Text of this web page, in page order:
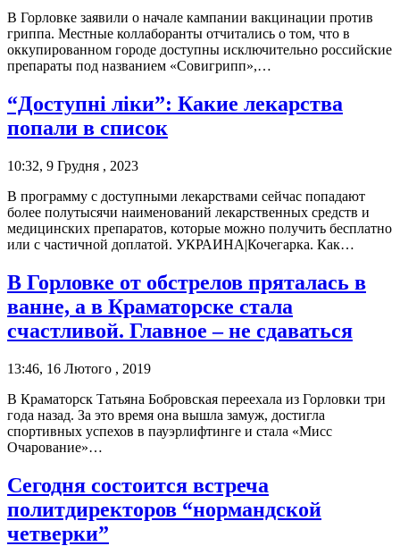
В Горловке заявили о начале кампании вакцинации против
гриппа. Местные коллаборанты отчитались о том, что в
оккупированном городе доступны исключительно российские
препараты под названием «Совигрипп»,…
“Доступні ліки”: Какие лекарства
попали в список
10:32, 9 Грудня , 2023
В программу с доступными лекарствами сейчас попадают
более полутысячи наименований лекарственных средств и
медицинских препаратов, которые можно получить бесплатно
или с частичной доплатой. УКРАИНА|Кочегарка. Как…
В Горловке от обстрелов пряталась в
ванне, а в Краматорске стала
счастливой. Главное – не сдаваться
13:46, 16 Лютого , 2019
В Краматорск Татьяна Бобровская переехала из Горловки три
года назад. За это время она вышла замуж, достигла
спортивных успехов в пауэрлифтинге и стала «Мисс
Очарование»…
Сегодня состоится встреча
политдиректоров “нормандской
четверки”